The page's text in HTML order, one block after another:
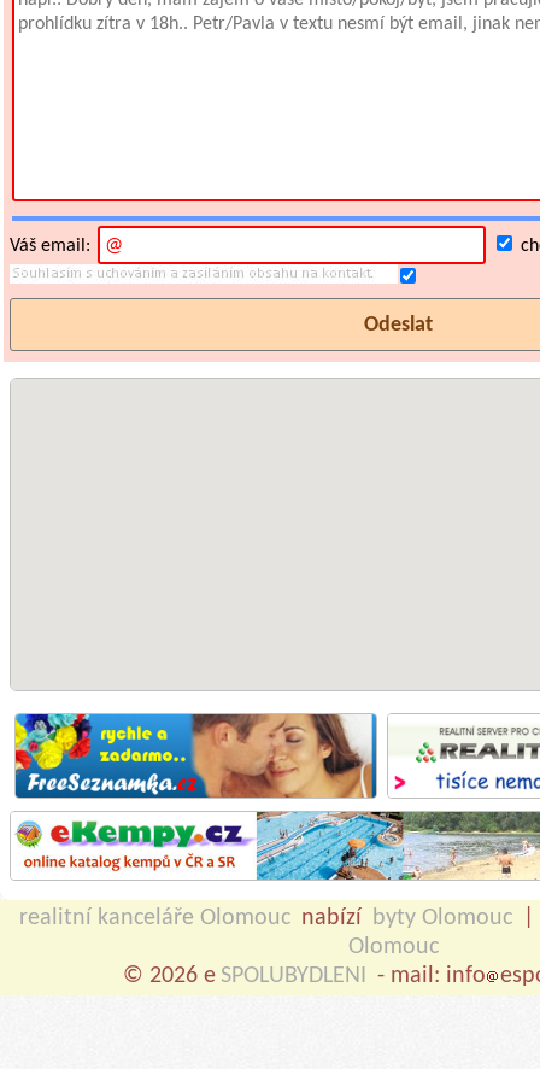
Váš email:
realitní kanceláře Olomouc nabízí byty Olomouc
Olomouc
© 2026 e SPOLUBYDLENI - mail: info